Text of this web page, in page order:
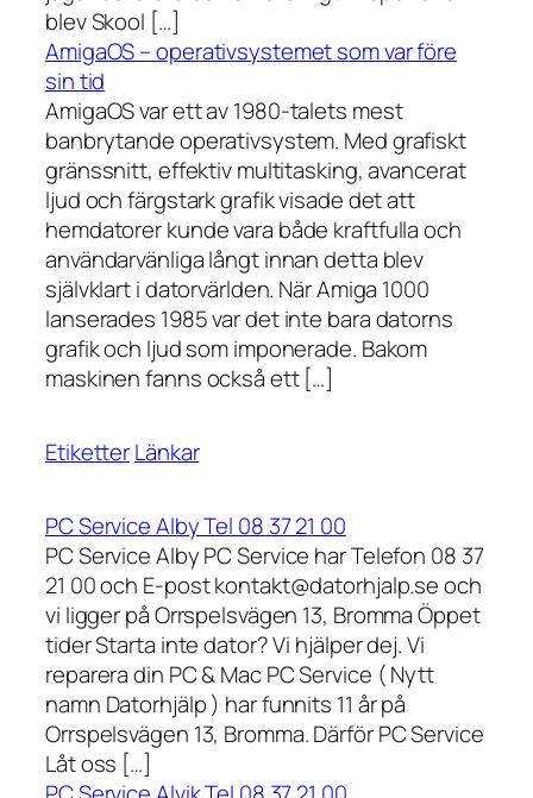
blev Skool […]
AmigaOS – operativsystemet som var före
sin tid
AmigaOS var ett av 1980-talets mest
banbrytande operativsystem. Med grafiskt
gränssnitt, effektiv multitasking, avancerat
ljud och färgstark grafik visade det att
hemdatorer kunde vara både kraftfulla och
användarvänliga långt innan detta blev
självklart i datorvärlden. När Amiga 1000
lanserades 1985 var det inte bara datorns
grafik och ljud som imponerade. Bakom
maskinen fanns också ett […]
EtiketterLänkar
PC Service Alby Tel 08 37 21 00
PC Service Alby PC Service har Telefon 08 37
21 00 och E-post kontakt@datorhjalp.se och
vi ligger på Orrspelsvägen 13, Bromma Öppet
tider Starta inte dator? Vi hjälper dej. Vi
reparera din PC & Mac PC Service ( Nytt
namn Datorhjälp ) har funnits 11 år på
Orrspelsvägen 13, Bromma. Därför PC Service
Låt oss […]